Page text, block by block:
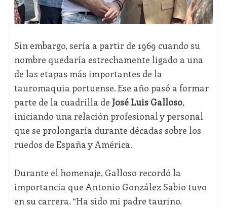
Sin embargo, sería a partir de 1969 cuando su
nombre quedaría estrechamente ligado a una
de las etapas más importantes de la
tauromaquia portuense. Ese año pasó a formar
parte de la cuadrilla de José Luis Galloso,
iniciando una relación profesional y personal
que se prolongaría durante décadas sobre los
ruedos de España y América.
Durante el homenaje, Galloso recordó la
importancia que Antonio González Sabio tuvo
en su carrera. “Ha sido mi padre taurino.